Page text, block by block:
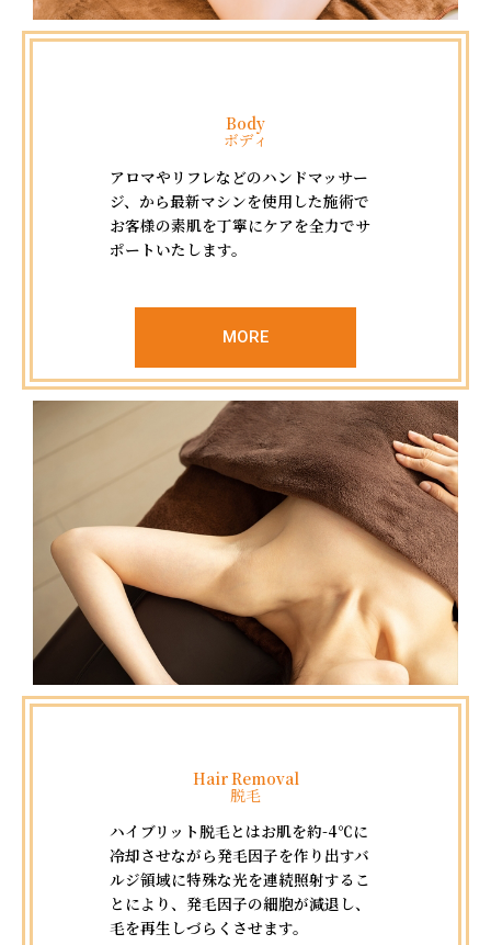
Body
ボディ
アロマやリフレなどのハンドマッサー
ジ、から最新マシンを使用した施術で
お客様の素肌を丁寧にケアを全力でサ
ポートいたします。
MORE
Hair Removal
脱毛
ハイブリット脱毛とはお肌を約-4℃に
冷却させながら発毛因子を作り出すバ
ルジ領域に特殊な光を連続照射するこ
とにより、発毛因子の細胞が減退し、
毛を再生しづらくさせます。